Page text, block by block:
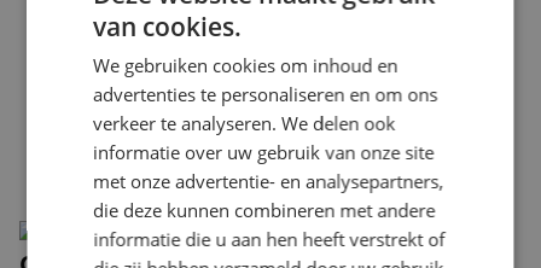
van cookies.
We gebruiken cookies om inhoud en
advertenties te personaliseren en om ons
verkeer te analyseren. We delen ook
informatie over uw gebruik van onze site
met onze advertentie- en analysepartners,
die deze kunnen combineren met andere
informatie die u aan hen heeft verstrekt of